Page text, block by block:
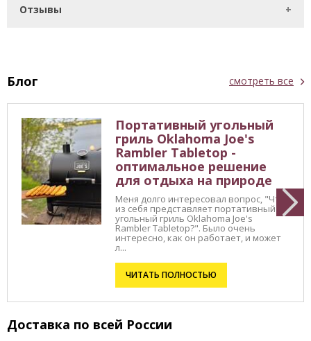
Отзывы
Блог смотреть все
Портативный угольный
гриль Oklahoma Joe's
Rambler Tabletop -
оптимальное решение
для отдыха на природе
Меня долго интересовал вопрос, "Что
из себя представляет портативный
угольный гриль Oklahoma Joe's
Rambler Tabletop?". Было очень
интересно, как он работает, и может
л...
ЧИТАТЬ ПОЛНОСТЬЮ
Доставка по всей России